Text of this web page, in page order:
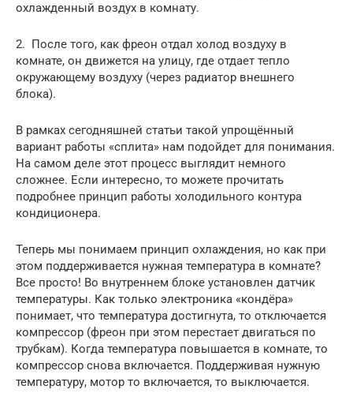
охлажденный воздух в комнату.
2. После того, как фреон отдал холод воздуху в
комнате, он движется на улицу, где отдает тепло
окружающему воздуху (через радиатор внешнего
блока).
В рамках сегодняшней статьи такой упрощённый
вариант работы «сплита» нам подойдет для понимания.
На самом деле этот процесс выглядит немного
сложнее. Если интересно, то можете прочитать
подробнее принцип работы холодильного контура
кондиционера.
Теперь мы понимаем принцип охлаждения, но как при
этом поддерживается нужная температура в комнате?
Все просто! Во внутреннем блоке установлен датчик
температуры. Как только электроника «кондёра»
понимает, что температура достигнута, то отключается
компрессор (фреон при этом перестает двигаться по
трубкам). Когда температура повышается в комнате, то
компрессор снова включается. Поддерживая нужную
температуру, мотор то включается, то выключается.